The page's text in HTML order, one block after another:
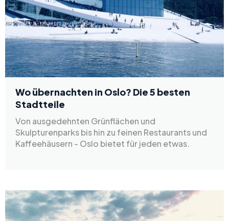
Wo übernachten in Oslo? Die 5 besten
Stadtteile
Von ausgedehnten Grünflächen und
Skulpturenparks bis hin zu feinen Restaurants und
Kaffeehäusern - Oslo bietet für jeden etwas.